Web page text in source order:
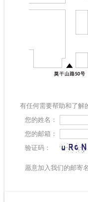
有任何需要帮助和了解
您的姓名：
您的邮箱：
验证码：
愿意加入我们的邮寄